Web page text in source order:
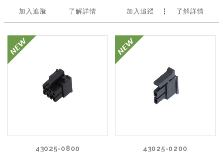
加入追蹤 了解詳情 加入追蹤 了解詳情
43025-0800 43025-0200